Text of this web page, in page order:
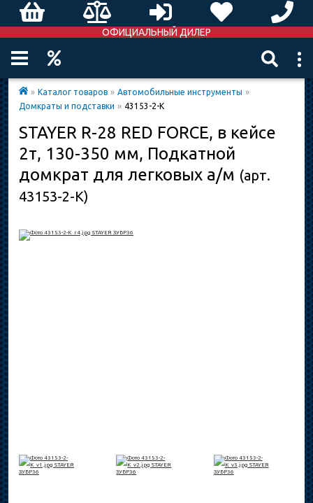
ОФИЦИАЛЬНЫЙ ДИЛЕР
» Каталог товаров » Автомобильные инструменты »
Домкраты и подставки » 43153-2-K
STAYER R-28 RED FORCE, в кейсе
2т, 130-350 мм, Подкатной
домкрат для легковых а/м (арт.
43153-2-K)